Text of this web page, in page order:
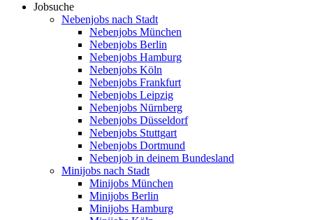
Jobsuche
Nebenjobs nach Stadt
Nebenjobs München
Nebenjobs Berlin
Nebenjobs Hamburg
Nebenjobs Köln
Nebenjobs Frankfurt
Nebenjobs Leipzig
Nebenjobs Nürnberg
Nebenjobs Düsseldorf
Nebenjobs Stuttgart
Nebenjobs Dortmund
Nebenjob in deinem Bundesland
Minijobs nach Stadt
Minijobs München
Minijobs Berlin
Minijobs Hamburg